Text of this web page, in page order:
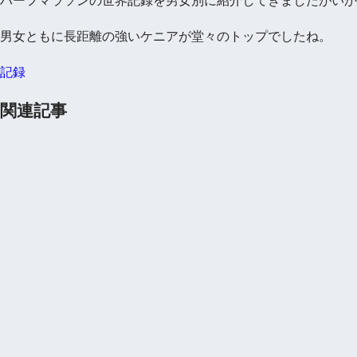
男女ともに長距離の強いケニアが堂々のトップでしたね。
記録
関連記事